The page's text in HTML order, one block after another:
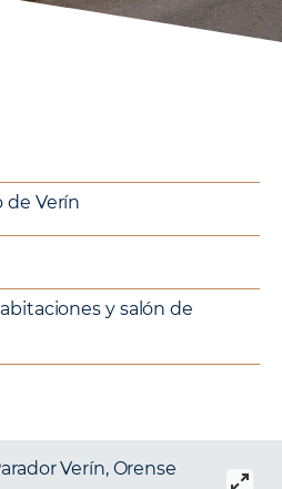
de Verín
y salón de